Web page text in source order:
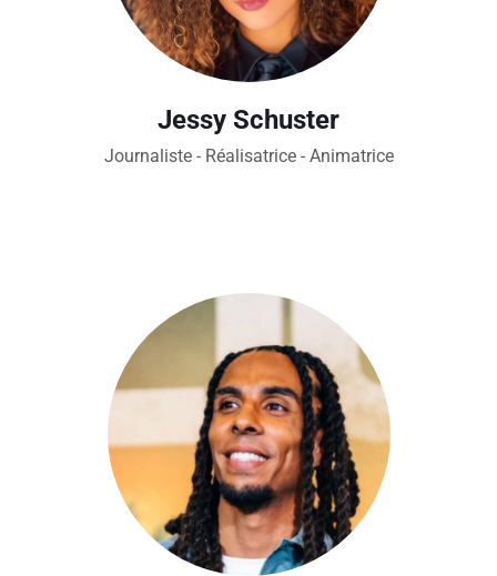
Jessy Schuster
Journaliste - Réalisatrice - Animatrice